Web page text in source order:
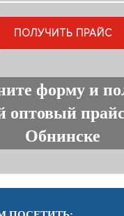
форму и
оптовый
Обнинске